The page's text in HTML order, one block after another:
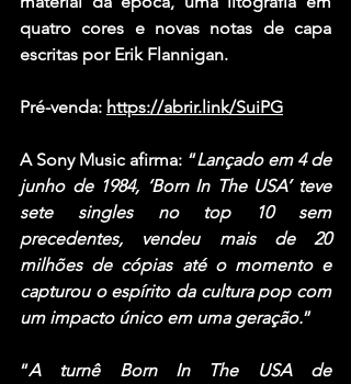
quatro cores e novas notas de capa
escritas por Erik Flannigan.
Pré-venda: https://abrir.link/SuiPG
A Sony Music afirma: “Lançado em 4 de
junho de 1984, ‘Born In The USA’ teve
sete singles no top 10 sem
precedentes, vendeu mais de 20
milhões de cópias até o momento e
capturou o espírito da cultura pop com
um impacto único em uma geração.”
“A turnê Born In The USA de